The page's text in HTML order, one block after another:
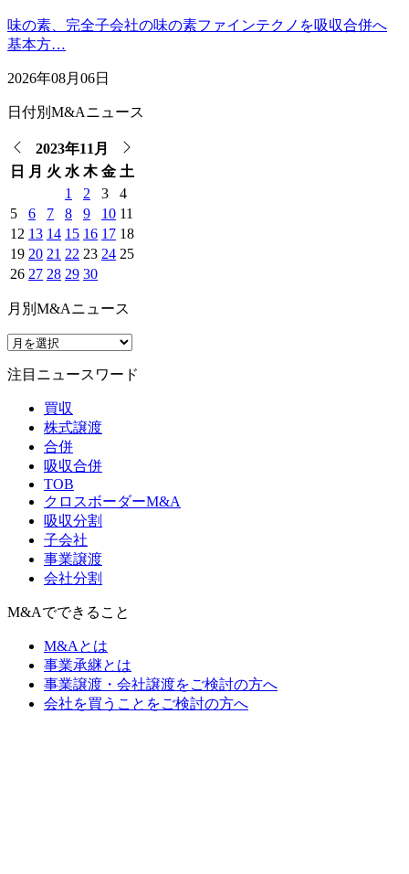
味の素、完全子会社の味の素ファインテクノを吸収合併へ
基本方…
2026年08月06日
日付別M&Aニュース
2023年11月
日
月 火 水 木 金 土
1
2 3
4
5
6 7 8 9 10 11
12 13 14 15 16 17 18
19 20 21 22 23 24 25
26 27 28 29 30
月別M&Aニュース
注目ニュースワード
買収
株式譲渡
合併
吸収合併
TOB
クロスボーダーM&A
吸収分割
子会社
事業譲渡
会社分割
M&Aでできること
M&Aとは
事業承継とは
事業譲渡・会社譲渡をご検討の方へ
会社を買うことをご検討の方へ